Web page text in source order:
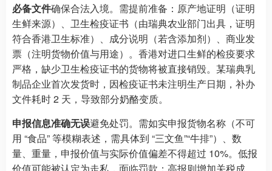
必备文件确保合法入境。需提前准备：原产地证明（证明
生鲜来源）、卫生检疫证书（由瑞典农业部门出具，证明
符合香港卫生标准）、成分说明（若含添加剂）、商业发
票（注明货物价值与用途）。香港对进口生鲜的检疫要求
严格，缺少卫生检疫证书的货物将被直接销毁。某瑞典乳
制品企业首次发货时，因检疫证书未注明生产日期，补办
文件耗时 2 天，导致部分奶酪变质。
申报信息准确无误避免处罚。需如实申报货物名称（不可
用 “食品” 等模糊表述，需具体到 “三文鱼”“牛排”）、数
量、重量，申报价值与实际价值偏差不得超过 10%。低报